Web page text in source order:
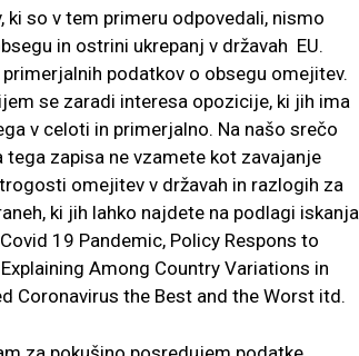
ki so v tem primeru odpovedali, nismo
in ostrini ukrepanj v državah EU.
podatkov o obsegu omejitev.
se zaradi interesa opozicije, ki jih ima
v celoti in primerjalno. Na našo srečo
zapisa ne vzamete kot zavajanje
omejitev v državah in razlogih za
ki jih lahko najdete na podlagi iskanja
19 Pandemic, Policy Respons to
Among Country Variations in
Coronavirus the Best and the Worst itd.